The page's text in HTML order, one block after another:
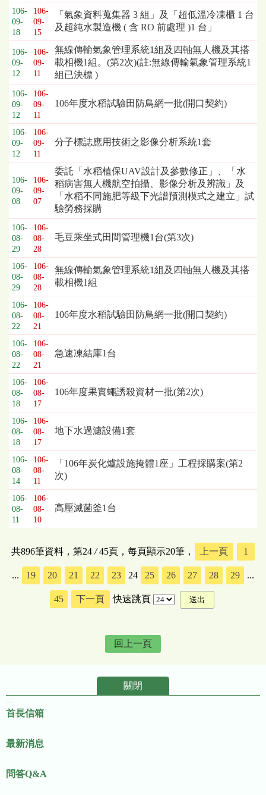
106-
09-
18
106-
09-
15
「氣象資料蒐集器 3 組」及「超低溫冷凍櫃 1 台
及超純水製造機 ( 含 RO 前處理 )1 台」
106-
09-
12
106-
09-
11
無線傳輸氣象管理系統1組及四軸無人機及其搭
載相機1組。(第2次)(註:無線傳輸氣象管理系統1
組已決標 )
106-
09-
12
106-
09-
11
106年度水稻試驗田防鳥網一批(開口契約)
106-
09-
12
106-
09-
11
分子標誌應用技術之影像分析系統1套
106-
09-
08
106-
09-
07
委託「水稻植保UAV設計及參數修正」、「水
稻病害無人機航空拍攝、影像分析及辨識」及
「水稻不同施肥等級下光譜預測模式之建立」試
驗勞務採購
106-
08-
29
106-
08-
28
毛豆乘坐式田間管理機1台(第3次)
106-
08-
29
106-
08-
28
無線傳輸氣象管理系統1組及四軸無人機及其搭
載相機1組
106-
08-
22
106-
08-
21
106年度水稻試驗田防鳥網一批(開口契約)
106-
08-
22
106-
08-
21
急速凍結庫1台
106-
08-
18
106-
08-
17
106年度果實蠅誘殺資材一批(第2次)
106-
08-
18
106-
08-
17
地下水過濾設備1套
106-
08-
14
106-
08-
11
「106年炭化爐設施掩體1座」工程採購案(第2
次)
106-
08-
11
106-
08-
10
高壓滅菌釜1台
共896筆資料，第24/45頁，每頁顯示20筆， 上一頁 1
... 19 20 21 22 23 24 25 26 27 28 29 ...
45 下一頁 快速跳頁
回上一頁
關閉
首長信箱
最新消息
問答Q&A